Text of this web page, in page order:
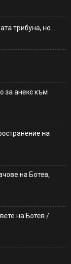
трибуна, но…
за анекс към
на
на Ботев,
на Ботев /